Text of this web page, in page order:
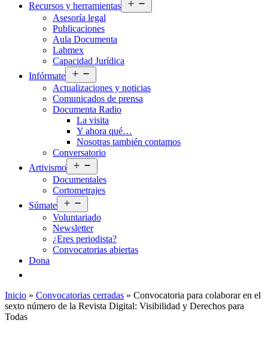
Recursos y herramientas
el
Asesoría legal
Publicaciones
Aula Documenta
Labmex
Capacidad Jurídica
Infórmate
el
menú
Actualizaciones y noticias
Comunicados de prensa
Documenta Radio
La visita
Y ahora qué…
Nosotras también contamos
Conversatorio
Artivismo
el
menú
Documentales
Cortometrajes
Súmate
el
menú
Voluntariado
Newsletter
¿Eres periodista?
Convocatorias abiertas
Dona
Inicio » Convocatorias cerradas » Convocatoria para colaborar en el
sexto número de la Revista Digital: Visibilidad y Derechos para
Todas